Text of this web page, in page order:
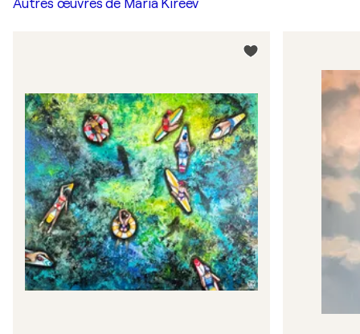
Autres œuvres de Maria Kireev